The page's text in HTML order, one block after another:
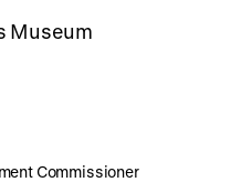
Museum
Commissioner